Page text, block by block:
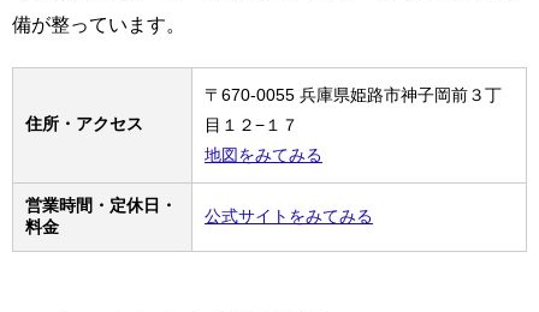
備が整っています。
住所・アクセス
〒670-0055 兵庫県姫路市神子岡前３丁
目１２−１７
地図をみてみる
営業時間・定休日・
料金
公式サイトをみてみる